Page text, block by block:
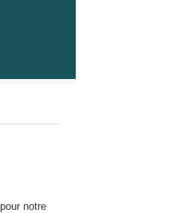
notre